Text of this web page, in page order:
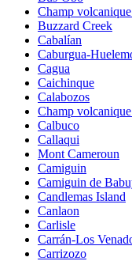
Champ
Buzzard Creek
Cabalían
Caburgua-
Cagua
Caichinque
Calabozos
Champ
Calbuco
Callaqui
Mont Cameroun
Camiguin
Camiguin de
Candlemas Island
Canlaon
Carlisle
Carrán-Los
Carrizozo